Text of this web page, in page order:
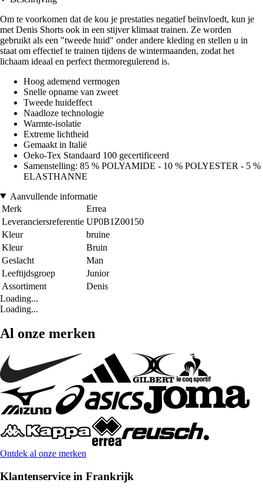
Om te voorkomen dat de kou je prestaties negatief beïnvloedt, kun je
met Denis Shorts ook in een stijver klimaat trainen. Ze worden
gebruikt als een "tweede huid" onder andere kleding en stellen u in
staat om effectief te trainen tijdens de wintermaanden, zodat het
lichaam ideaal en perfect thermoregulerend is.
Hoog ademend vermogen
Snelle opname van zweet
Tweede huideffect
Naadloze technologie
Warmte-isolatie
Extreme lichtheid
Gemaakt in Italië
Oeko-Tex Standaard 100 gecertificeerd
Samenstelling: 85 % POLYAMIDE - 10 % POLYESTER - 5 %
ELASTHANNE
Aanvullende informatie
Merk
Errea
Leveranciersreferentie UP0B1Z00150
Kleur
bruine
Kleur
Bruin
Geslacht
Man
Leeftijdsgroep
Junior
Assortiment
Denis
Loading...
Loading...
Al onze merken
Ontdek al onze merken
Klantenservice in Frankrijk